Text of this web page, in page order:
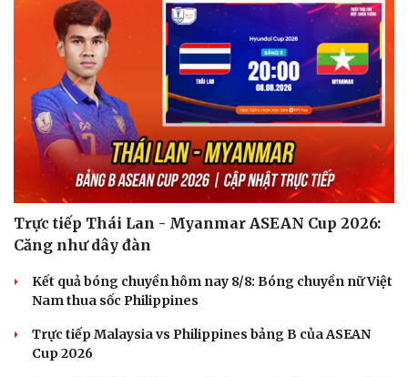
Trực tiếp Thái Lan - Myanmar ASEAN Cup 2026:
Căng như dây đàn
Kết quả bóng chuyền hôm nay 8/8: Bóng chuyền nữ Việt
Nam thua sốc Philippines
Trực tiếp Malaysia vs Philippines bảng B của ASEAN
Cup 2026